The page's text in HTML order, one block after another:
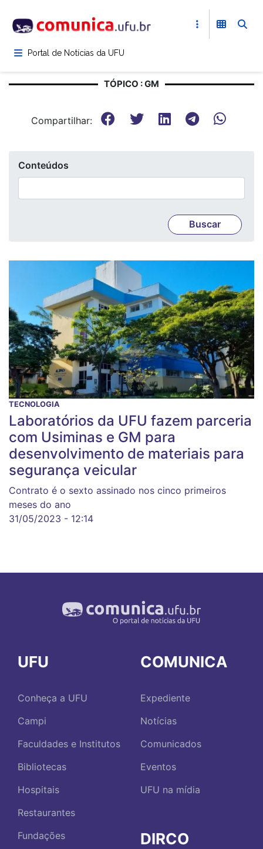
para
conteúdoPortal de Notícias da UFU
TÓPICO : GM
Compartilhar:
Conteúdos
TECNOLOGIA
Laboratórios da UFU fazem parceria
com Usiminas e GM para
desenvolvimento de materiais para
segurança veicular
Contrato é o sexto assinado nos cinco primeiros
meses do ano
31/05/2023 - 12:14
UFU
Conheça a UFU
Campi
Faculdades e Institutos
Bibliotecas
Hospitais
Restaurantes
Fundações
COMUNICA
Expediente
Notícias
Comunicados
Eventos
UFU na mídia
DIRCO